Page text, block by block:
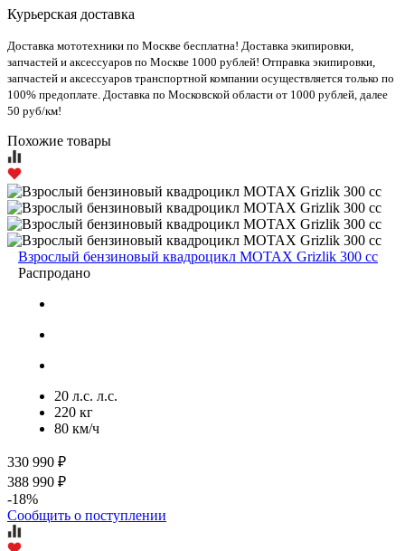
Курьерская доставка
Доставка мототехники по Москве бесплатна! Доставка экипировки,
запчастей и аксессуаров по Москве 1000 рублей! Отправка экипировки,
запчастей и аксессуаров транспортной компании осуществляется только по
100% предоплате. Доставка по Московской области от 1000 рублей, далее
50 руб/км!
Похожие товары
Взрослый бензиновый квадроцикл MOTAX Grizlik 300 cc
Распродано
20 л.с. л.с.
220 кг
80 км/ч
330 990 ₽
388 990 ₽
-18%
Сообщить о поступлении